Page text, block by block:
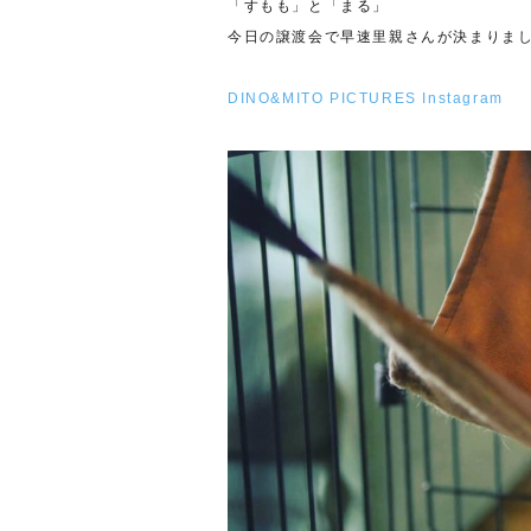
「すもも」と「まる」
今日の譲渡会で早速里親さんが決まりま
DINO&MITO PICTURES Instagram